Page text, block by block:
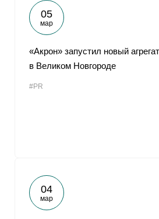
05
мар
«Акрон» запустил новый
в Великом Новгороде
#PR
04
мар